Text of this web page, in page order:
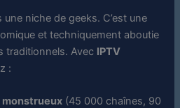
une niche de geeks. C’est une
et techniquement aboutie
traditionnels. Avec IPTV
:
monstrueux (45 000 chaînes, 90